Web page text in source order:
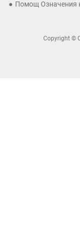
Помощ Означения
Copyright ©